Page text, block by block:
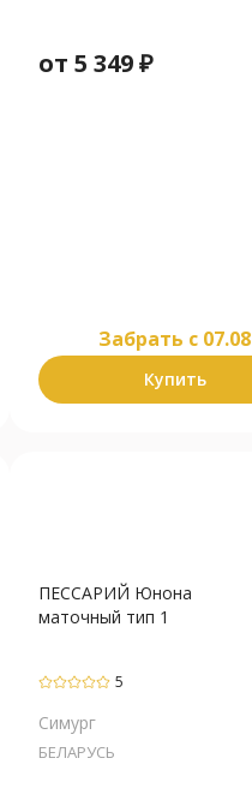
от 5 349₽
Забрать c 07.08
Купить
ПЕССАРИЙ Юнона
маточный тип 1
5
Симург
БЕЛАРУСЬ